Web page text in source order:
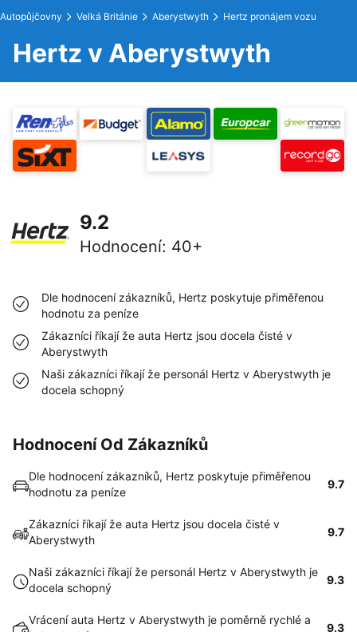
Autopůjčovny Velká Británie Aberystwyth Hertz pronájem vozu
Hertz v Aberystwyth
9.2
Hodnocení: 40+
Dle hodnocení zákazníků, Hertz poskytuje přiměřenou
hodnotu za peníze
Zákazníci říkají že auta Hertz jsou docela čisté v
Aberystwyth
Naši zákazníci říkají že personál Hertz v Aberystwyth je
docela schopný
Hodnocení Od Zákazníků
Dle hodnocení zákazníků, Hertz poskytuje přiměřenou
hodnotu za peníze
9.7
Zákazníci říkají že auta Hertz jsou docela čisté v
Aberystwyth
9.7
Naši zákazníci říkají že personál Hertz v Aberystwyth je
docela schopný
9.3
Vrácení auta Hertz v Aberystwyth je poměrně rychlé a
9.3